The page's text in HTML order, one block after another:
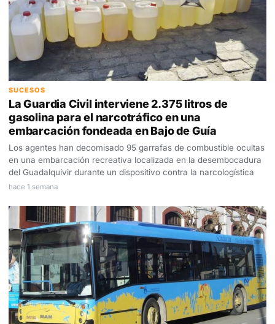
SUCESOS
La Guardia Civil interviene 2.375 litros de
gasolina para el narcotráfico en una
embarcación fondeada en Bajo de Guía
Los agentes han decomisado 95 garrafas de combustible ocultas
en una embarcación recreativa localizada en la desembocadura
del Guadalquivir durante un dispositivo contra la narcologística
hace 1 semana